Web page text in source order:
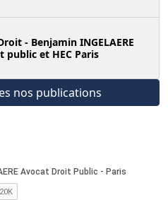
- Benjamin INGELAERE
public et HEC Paris
nos publications